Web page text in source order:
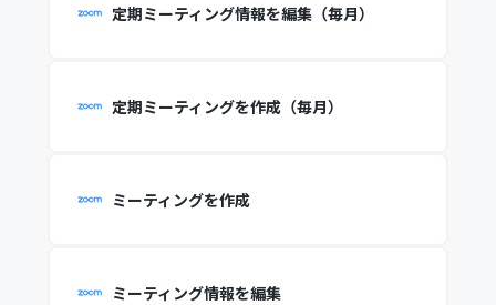
定期ミーティング情報を編集（毎月）
定期ミーティングを作成（毎月）
ミーティングを作成
ミーティング情報を編集